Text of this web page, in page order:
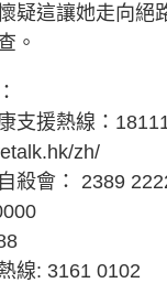
疑這讓她走向絕
。
支援熱線：
zh/
殺會： 2389
線: 3161 0102